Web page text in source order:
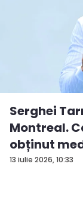
13 iulie 2026, 10:33
Serghei
Montreal.
obținut